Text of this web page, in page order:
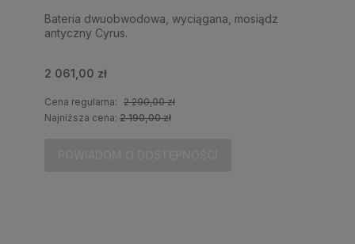
Bateria dwuobwodowa, wyciągana, mosiądz
antyczny Cyrus.
2 061,00 zł
Cena regularna: 2 290,00 zł
Najniższa cena: 2 190,00 zł